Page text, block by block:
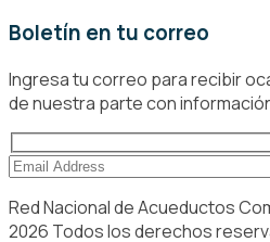
Boletín en tu correo
Ingresa tu correo para recibir
de nuestra parte con
Red Nacional de Acueductos
2026 Todos los derechos